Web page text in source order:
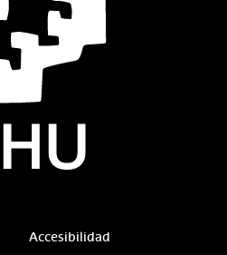
Accesibilidad